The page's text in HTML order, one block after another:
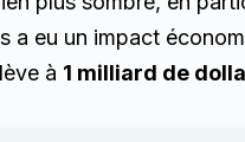
a eu un impact
à 1 milliard de